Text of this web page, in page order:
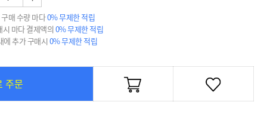
매 수량 마다0% 무제한 적립
시 마다 결제액의 0% 무제한 적립
에 추가 구매시0% 무제한 적립
주문